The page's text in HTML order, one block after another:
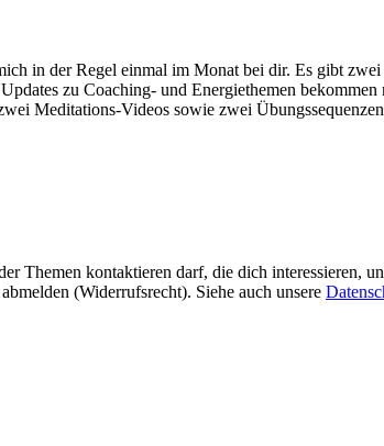
in der Regel einmal im Monat bei dir. Es gibt
zu Coaching- und Energiethemen
Meditations-Videos sowie zwei
Themen kontaktieren darf, die dich interessieren,
(Widerrufsrecht). Siehe auch unsere